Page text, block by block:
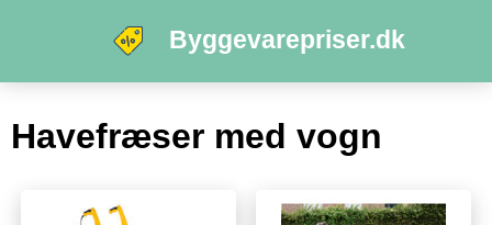
Byggevarepriser.dk
Havefræser med vogn